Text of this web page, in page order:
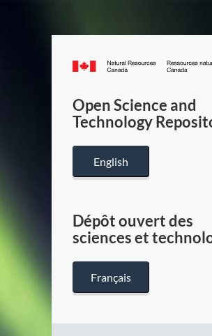
Canada.ca
Open Science and
Technology
English
Dépôt ouvert des
sciences et
Français